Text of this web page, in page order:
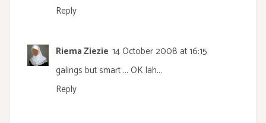
Reply
Riema Ziezie 14 October 2008 at 16:15
galings but smart ... OK lah...
Reply